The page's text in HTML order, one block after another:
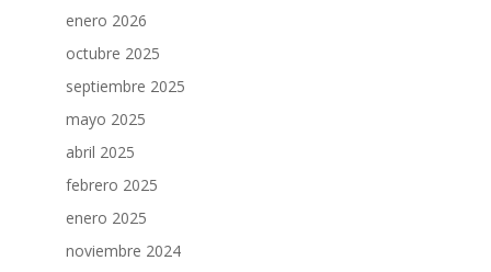
enero 2026
octubre 2025
septiembre 2025
mayo 2025
abril 2025
febrero 2025
enero 2025
noviembre 2024